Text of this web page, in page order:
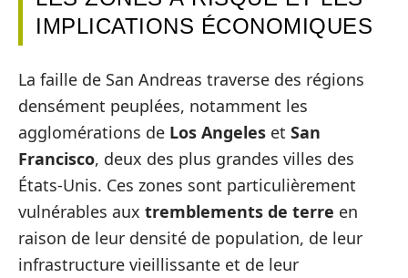
IMPLICATIONS ÉCONOMIQUES
La faille de San Andreas traverse des régions
densément peuplées, notamment les
agglomérations de Los Angeles et San
Francisco, deux des plus grandes villes des
États-Unis. Ces zones sont particulièrement
vulnérables aux tremblements de terre en
raison de leur densité de population, de leur
infrastructure vieillissante et de leur